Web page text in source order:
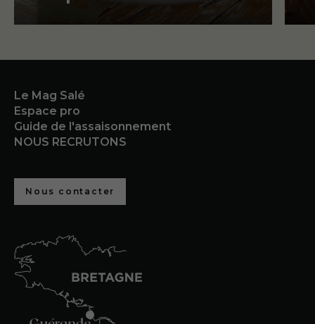
Le Mag Salé
Espace pro
Guide de l'assaisonnement
NOUS RECRUTONS
Nous contacter